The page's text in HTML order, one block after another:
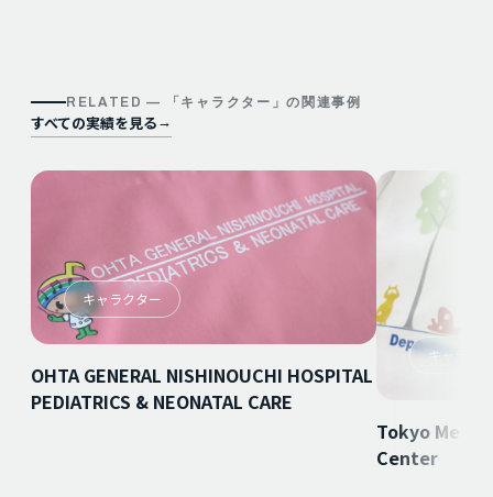
RELATED — 「 キャラクター 」の関連事例
すべての実績を見る →
キャラクター
OHTA GENERAL NISHINOUCHI HOSPITAL
PEDIATRICS & NEONATAL CARE
キャラク
Tokyo
Center